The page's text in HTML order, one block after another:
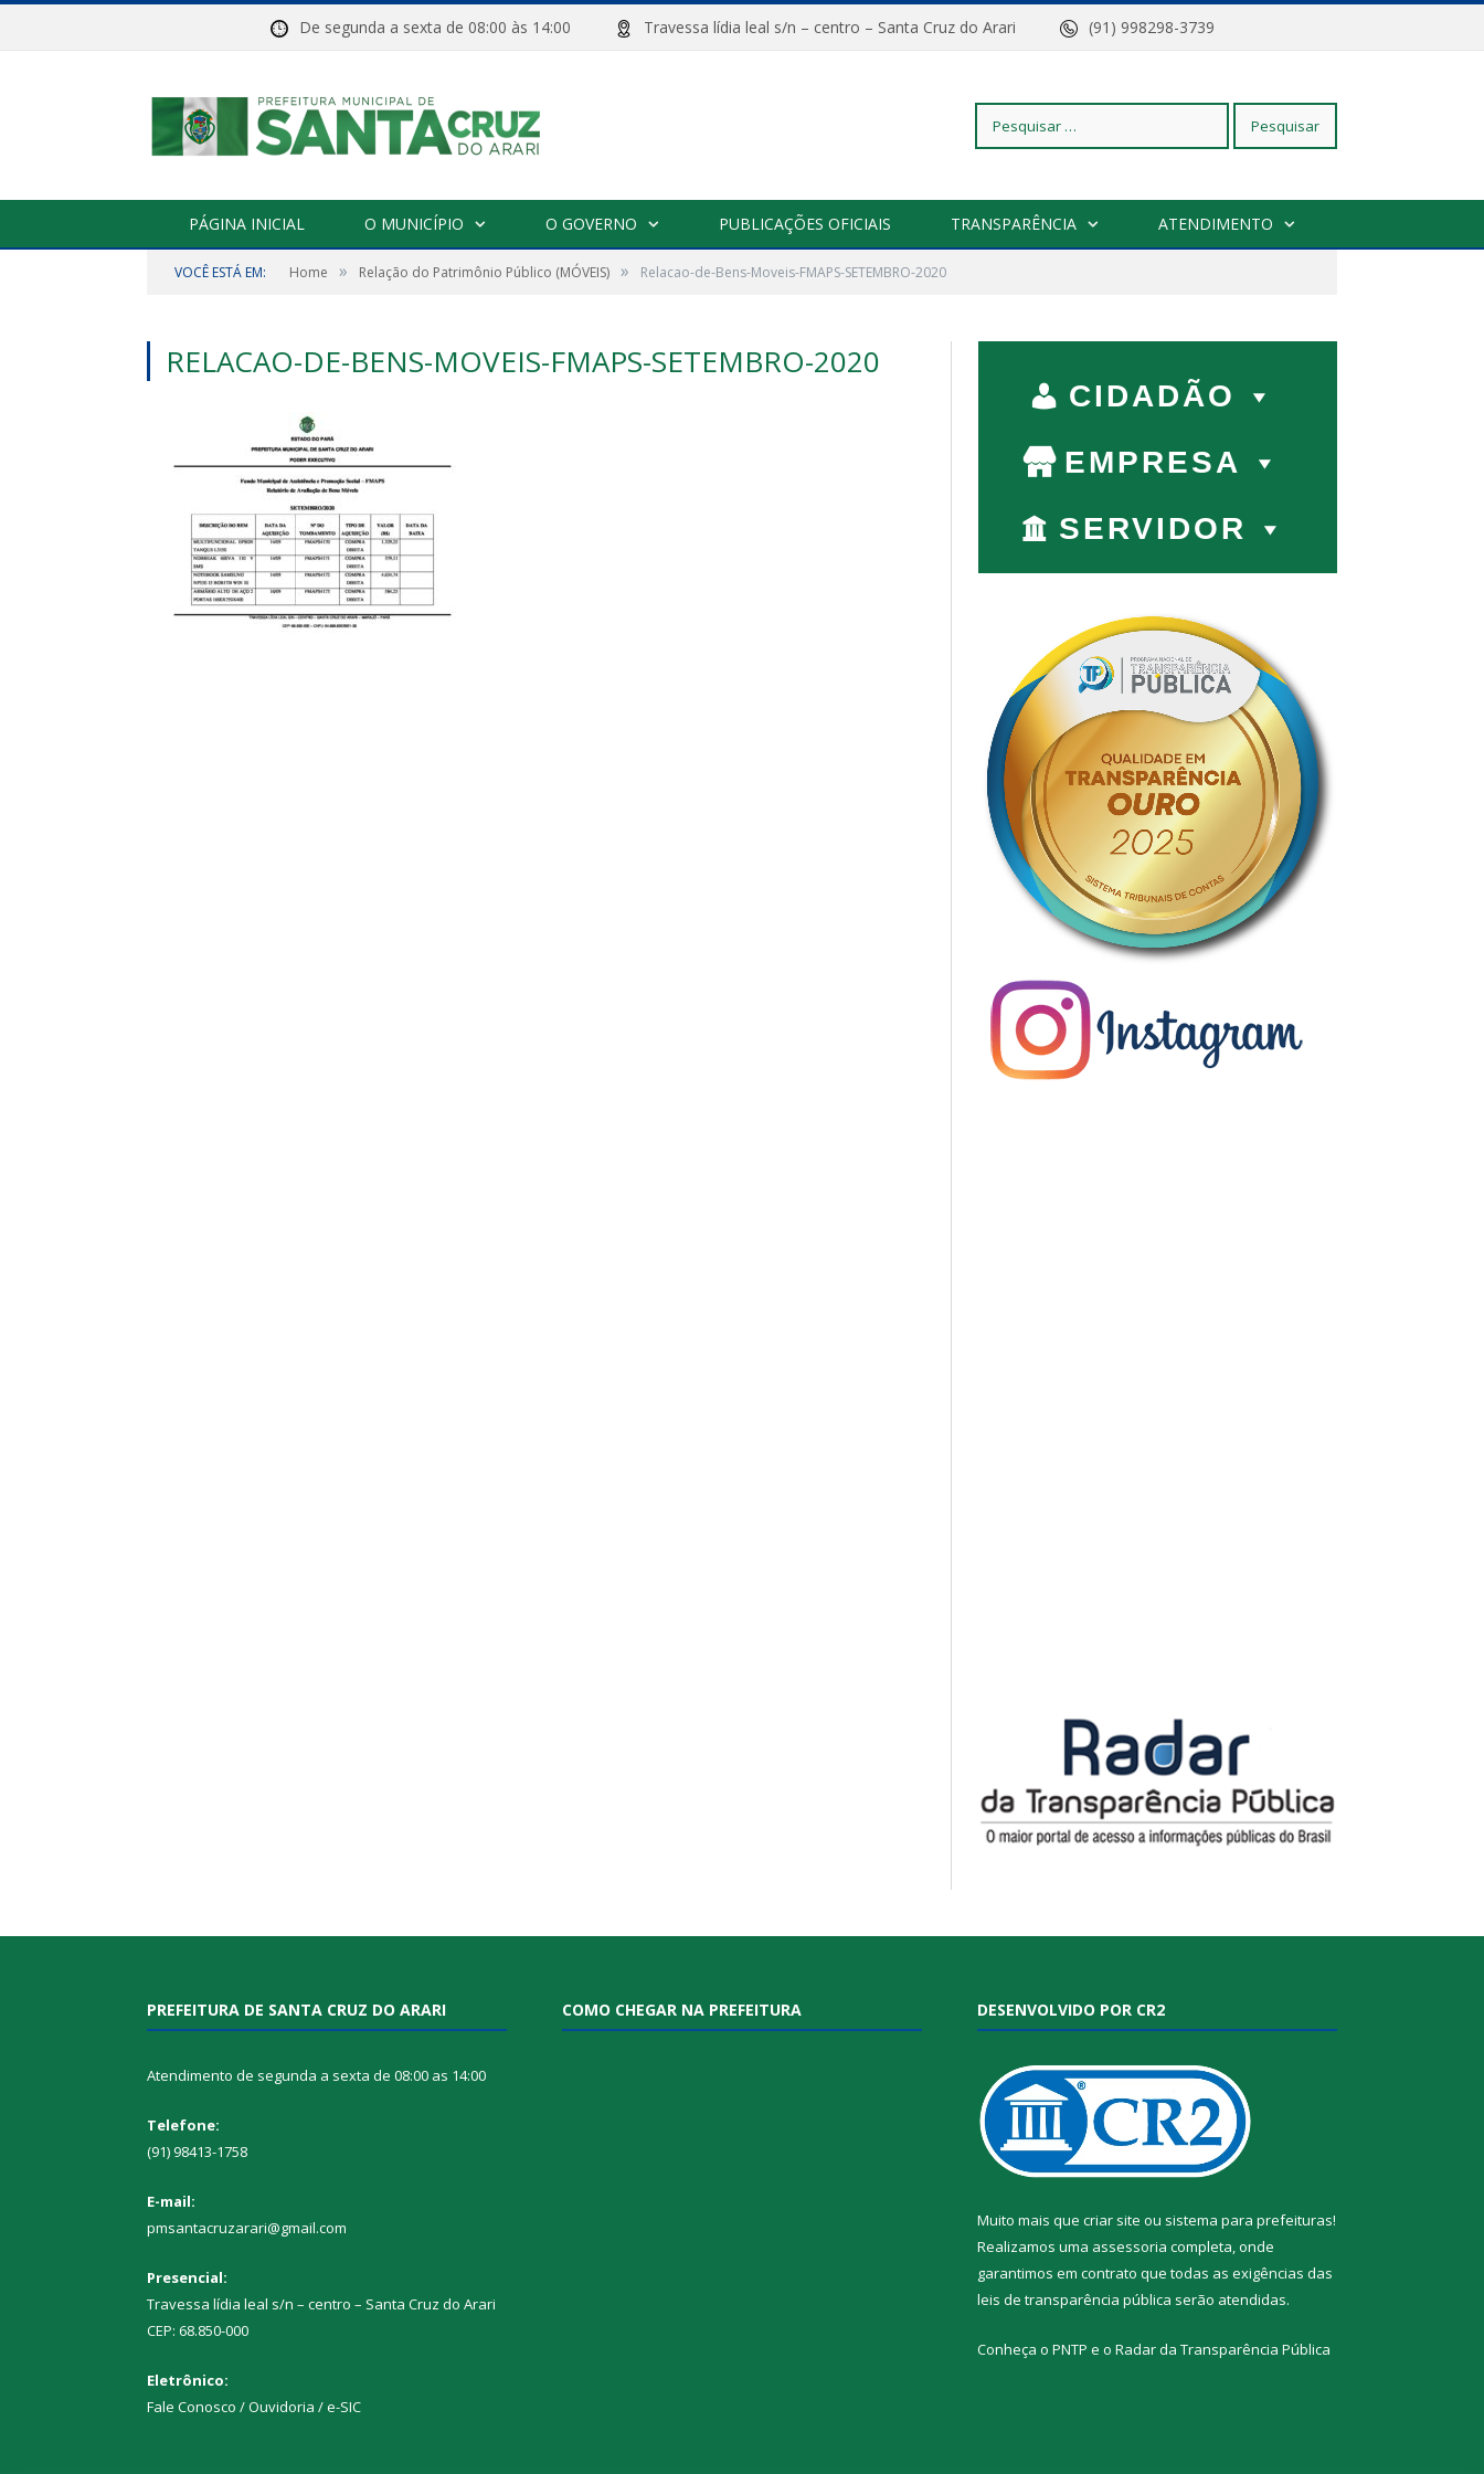
De segunda a sexta de 08:00 às 14:00 Travessa lídia leal s/n – centro – Santa Cruz do Arari (91) 998298-3739
Pesquisar
PÁGINA INICIAL O MUNICÍPIO O GOVERNO PUBLICAÇÕES OFICIAIS TRANSPARÊNCIA ATENDIMENTO
VOCÊ ESTÁ EM: Home » Relação do Patrimônio Público (MÓVEIS) » Relacao-de-Bens-Moveis-FMAPS-SETEMBRO-2020
RELACAO-DE-BENS-MOVEIS-FMAPS-SETEMBRO-2020
CIDADÃO
EMPRESA
SERVIDOR
PREFEITURA DE SANTA CRUZ DO ARARI
Atendimento de segunda a sexta de 08:00 as 14:00
Telefone:
(91) 98413-1758
E-mail:
pmsantacruzarari@gmail.com
Presencial:
Travessa lídia leal s/n – centro – Santa Cruz do Arari
CEP: 68.850-000
Eletrônico:
Fale Conosco / Ouvidoria / e-SIC
COMO CHEGAR NA PREFEITURA DESENVOLVIDO POR CR2
Muito mais que criar site ou sistema para prefeituras!
Realizamos uma assessoria completa, onde
garantimos em contrato que todas as exigências das
leis de transparência pública serão atendidas.
Conheça o PNTP e o Radar da Transparência Pública